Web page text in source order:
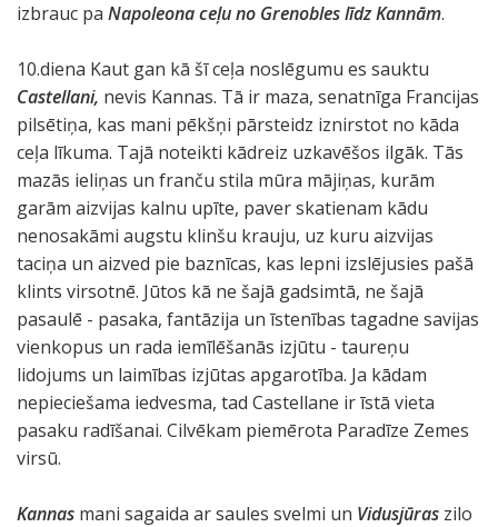
izbrauc pa Napoleona ceļu no Grenobles līdz Kannām.
10.diena Kaut gan kā šī ceļa noslēgumu es sauktu
Castellani, nevis Kannas. Tā ir maza, senatnīga Francijas
pilsētiņa, kas mani pēkšņi pārsteidz iznirstot no kāda
ceļa līkuma. Tajā noteikti kādreiz uzkavēšos ilgāk. Tās
mazās ieliņas un franču stila mūra mājiņas, kurām
garām aizvijas kalnu upīte, paver skatienam kādu
nenosakāmi augstu klinšu krauju, uz kuru aizvijas
taciņa un aizved pie baznīcas, kas lepni izslējusies pašā
klints virsotnē. Jūtos kā ne šajā gadsimtā, ne šajā
pasaulē - pasaka, fantāzija un īstenības tagadne savijas
vienkopus un rada iemīlēšanās izjūtu - taureņu
lidojums un laimības izjūtas apgarotība. Ja kādam
nepieciešama iedvesma, tad Castellane ir īstā vieta
pasaku radīšanai. Cilvēkam piemērota Paradīze Zemes
virsū.
Kannas mani sagaida ar saules svelmi un Vidusjūras zilo